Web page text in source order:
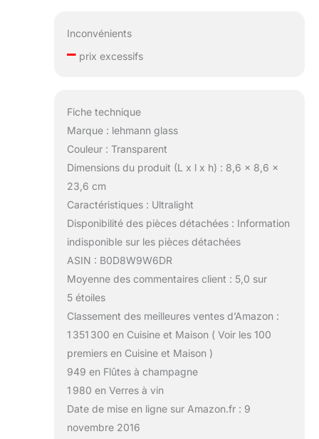
Inconvénients
–prix excessifs
Fiche technique
Marque : lehmann glass
Couleur : Transparent
Dimensions du produit (L x l x h) : 8,6 x 8,6 x
23,6 cm
Caractéristiques : Ultralight
Disponibilité des pièces détachées : Information
indisponible sur les pièces détachées
ASIN : B0D8W9W6DR
Moyenne des commentaires client : 5,0 sur
5 étoiles
Classement des meilleures ventes d’Amazon :
1 351 300 en Cuisine et Maison ( Voir les 100
premiers en Cuisine et Maison )
949 en Flûtes à champagne
1 980 en Verres à vin
Date de mise en ligne sur Amazon.fr : 9
novembre 2016